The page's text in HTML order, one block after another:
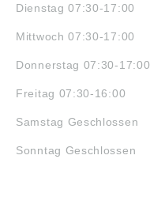
Dienstag 07:30-17:00
Mittwoch 07:30-17:00
Donnerstag 07:30-17:00
Freitag 07:30-16:00
Samstag Geschlossen
Sonntag Geschlossen